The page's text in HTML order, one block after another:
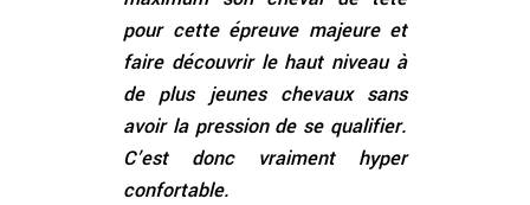
pour cette épreuve majeure et
faire découvrir le haut niveau à
de plus jeunes chevaux sans
avoir la pression de se qualifier.
C’est donc vraiment hyper
confortable.